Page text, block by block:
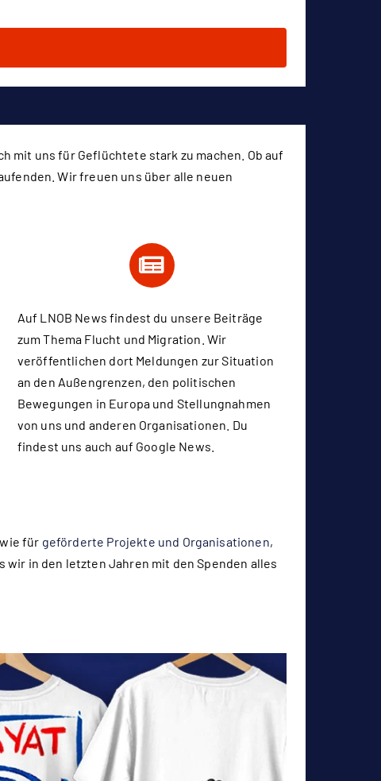
mit uns für Geflüchtete stark zu machen. Ob auf
Wir freuen uns über alle neuen
Auf LNOB News findest du unsere Beiträge
zum Thema Flucht und Migration. Wir
veröffentlichen dort Meldungen zur Situation
an den Außengrenzen, den politischen
Bewegungen in Europa und Stellungnahmen
von uns und anderen Organisationen. Du
findest uns auch auf Google News
für geförderte Projekte und Organisationen,
in den letzten Jahren mit den Spenden alles